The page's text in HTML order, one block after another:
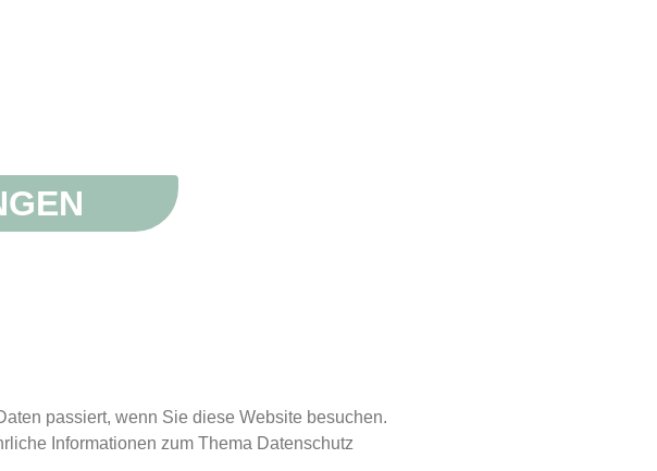
passiert, wenn Sie diese Website besuchen.
Informationen zum Thema Datenschutz